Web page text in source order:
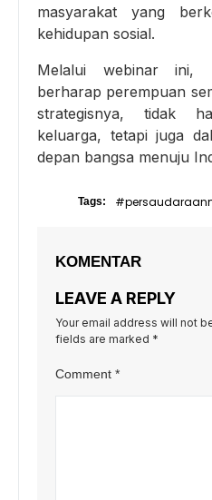
masyarakat yang
kehidupan sosial.
Melalui webinar ini,
berharap perempuan
strategisnya, tidak
keluarga, tetapi juga
depan bangsa menuju
Tags:
KOMENTAR
LEAVE A REPLY
Your email address will not
fields are marked *
Comment *